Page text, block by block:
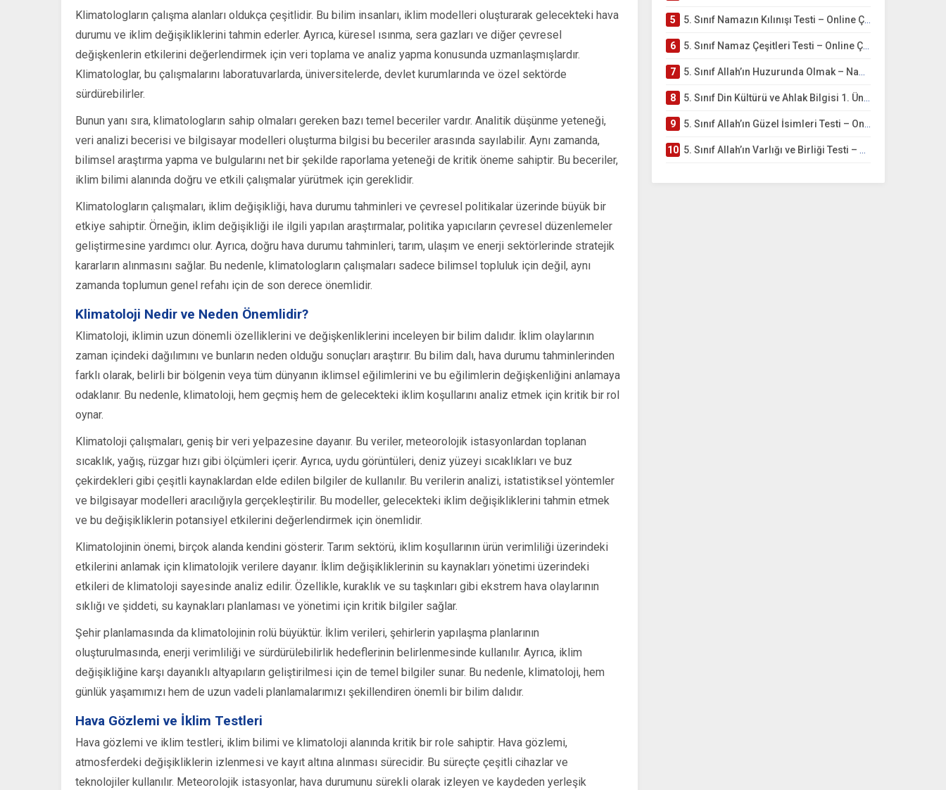
5 5. Sınıf Namazın Kılınışı Testi – Online Çöz
6 5. Sınıf Namaz Çeşitleri Testi – Online Çöz
7 5. Sınıf Allah’ın Huzurunda Olmak – Namaz İbadeti Testi
8 5. Sınıf Din Kültürü ve Ahlak Bilgisi 1. Ünite: Allah İnancı Çalışmaları
9 5. Sınıf Allah’ın Güzel İsimleri Testi – Online Çöz
10 5. Sınıf Allah’ın Varlığı ve Birliği Testi – Online Çöz
Klimatologların çalışma alanları oldukça çeşitlidir. Bu bilim insanları, iklim modelleri oluşturarak gelecekteki hava
durumu ve iklim değişikliklerini tahmin ederler. Ayrıca, küresel ısınma, sera gazları ve diğer çevresel
değişkenlerin etkilerini değerlendirmek için veri toplama ve analiz yapma konusunda uzmanlaşmışlardır.
Klimatologlar, bu çalışmalarını laboratuvarlarda, üniversitelerde, devlet kurumlarında ve özel sektörde
sürdürebilirler.
Bunun yanı sıra, klimatologların sahip olmaları gereken bazı temel beceriler vardır. Analitik düşünme yeteneği,
veri analizi becerisi ve bilgisayar modelleri oluşturma bilgisi bu beceriler arasında sayılabilir. Aynı zamanda,
bilimsel araştırma yapma ve bulgularını net bir şekilde raporlama yeteneği de kritik öneme sahiptir. Bu beceriler,
iklim bilimi alanında doğru ve etkili çalışmalar yürütmek için gereklidir.
Klimatologların çalışmaları, iklim değişikliği, hava durumu tahminleri ve çevresel politikalar üzerinde büyük bir
etkiye sahiptir. Örneğin, iklim değişikliği ile ilgili yapılan araştırmalar, politika yapıcıların çevresel düzenlemeler
geliştirmesine yardımcı olur. Ayrıca, doğru hava durumu tahminleri, tarım, ulaşım ve enerji sektörlerinde stratejik
kararların alınmasını sağlar. Bu nedenle, klimatologların çalışmaları sadece bilimsel topluluk için değil, aynı
zamanda toplumun genel refahı için de son derece önemlidir.
Klimatoloji Nedir ve Neden Önemlidir?
Klimatoloji, iklimin uzun dönemli özelliklerini ve değişkenliklerini inceleyen bir bilim dalıdır. İklim olaylarının
zaman içindeki dağılımını ve bunların neden olduğu sonuçları araştırır. Bu bilim dalı, hava durumu tahminlerinden
farklı olarak, belirli bir bölgenin veya tüm dünyanın iklimsel eğilimlerini ve bu eğilimlerin değişkenliğini anlamaya
odaklanır. Bu nedenle, klimatoloji, hem geçmiş hem de gelecekteki iklim koşullarını analiz etmek için kritik bir rol
oynar.
Klimatoloji çalışmaları, geniş bir veri yelpazesine dayanır. Bu veriler, meteorolojik istasyonlardan toplanan
sıcaklık, yağış, rüzgar hızı gibi ölçümleri içerir. Ayrıca, uydu görüntüleri, deniz yüzeyi sıcaklıkları ve buz
çekirdekleri gibi çeşitli kaynaklardan elde edilen bilgiler de kullanılır. Bu verilerin analizi, istatistiksel yöntemler
ve bilgisayar modelleri aracılığıyla gerçekleştirilir. Bu modeller, gelecekteki iklim değişikliklerini tahmin etmek
ve bu değişikliklerin potansiyel etkilerini değerlendirmek için önemlidir.
Klimatolojinin önemi, birçok alanda kendini gösterir. Tarım sektörü, iklim koşullarının ürün verimliliği üzerindeki
etkilerini anlamak için klimatolojik verilere dayanır. İklim değişikliklerinin su kaynakları yönetimi üzerindeki
etkileri de klimatoloji sayesinde analiz edilir. Özellikle, kuraklık ve su taşkınları gibi ekstrem hava olaylarının
sıklığı ve şiddeti, su kaynakları planlaması ve yönetimi için kritik bilgiler sağlar.
Şehir planlamasında da klimatolojinin rolü büyüktür. İklim verileri, şehirlerin yapılaşma planlarının
oluşturulmasında, enerji verimliliği ve sürdürülebilirlik hedeflerinin belirlenmesinde kullanılır. Ayrıca, iklim
değişikliğine karşı dayanıklı altyapıların geliştirilmesi için de temel bilgiler sunar. Bu nedenle, klimatoloji, hem
günlük yaşamımızı hem de uzun vadeli planlamalarımızı şekillendiren önemli bir bilim dalıdır.
Hava Gözlemi ve İklim Testleri
Hava gözlemi ve iklim testleri, iklim bilimi ve klimatoloji alanında kritik bir role sahiptir. Hava gözlemi,
atmosferdeki değişikliklerin izlenmesi ve kayıt altına alınması sürecidir. Bu süreçte çeşitli cihazlar ve
teknolojiler kullanılır. Meteorolojik istasyonlar, hava durumunu sürekli olarak izleyen ve kaydeden yerleşik